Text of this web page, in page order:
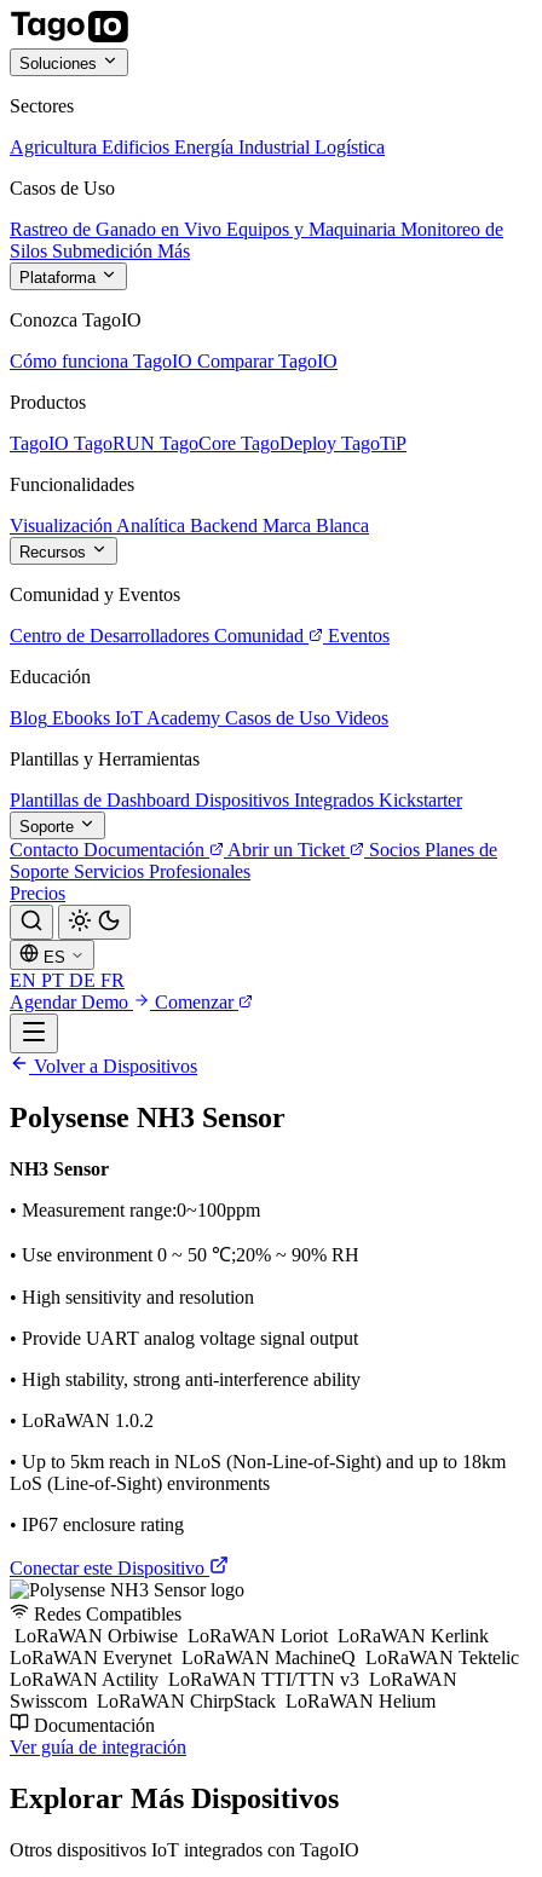
Soluciones
Sectores
Agricultura Edificios Energía Industrial Logística
Casos de Uso
Rastreo de Ganado en Vivo Equipos y Maquinaria Monitoreo de
Silos Submedición Más
Plataforma
Conozca TagoIO
Cómo funciona TagoIO Comparar TagoIO
Productos
TagoIO TagoRUN TagoCore TagoDeploy TagoTiP
Funcionalidades
Visualización Analítica Backend Marca Blanca
Recursos
Comunidad y Eventos
Centro de Desarrolladores Comunidad
Eventos
Educación
Blog Ebooks IoT Academy Casos de Uso Videos
Plantillas y Herramientas
Plantillas de Dashboard Dispositivos Integrados Kickstarter
Soporte
Contacto Documentación Abrir un Ticket Socios Planes de
Soporte Servicios Profesionales
Precios
ES
EN PT DE FR
Agendar Demo
Comenzar
Volver a Dispositivos
Polysense NH3 Sensor
NH3 Sensor
• Measurement range:0~100ppm
• Use environment 0 ~ 50 ℃;20% ~ 90% RH
• High sensitivity and resolution
• Provide UART analog voltage signal output
• High stability, strong anti-interference ability
• LoRaWAN 1.0.2
• Up to 5km reach in NLoS (Non-Line-of-Sight) and up to 18km
LoS (Line-of-Sight) environments
• IP67 enclosure rating
Conectar este Dispositivo
Redes Compatibles
LoRaWAN Orbiwise LoRaWAN Loriot LoRaWAN Kerlink
LoRaWAN Everynet LoRaWAN MachineQ LoRaWAN Tektelic
LoRaWAN Actility LoRaWAN TTI/TTN v3 LoRaWAN
Swisscom LoRaWAN ChirpStack LoRaWAN Helium
Documentación
Ver guía de integración
Explorar Más Dispositivos
Otros dispositivos IoT integrados con TagoIO